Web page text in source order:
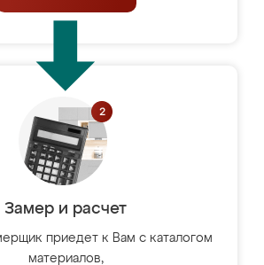
Замер и расчет
приедет к Вам с каталогом
материалов,